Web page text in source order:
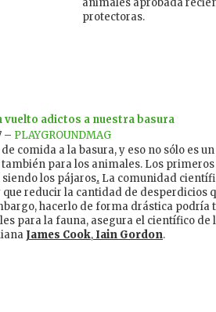
animales aprobada
protectoras.
vuelto adictos a nuestra basura
– PLAYGROUNDMAG
comida a la basura, y eso no sólo es
para los animales. Los primeros
los pájaros. La comunidad
que reducir la cantidad de desperdicios
hacerlo de forma drástica podría
para la fauna, asegura el científico de
James Cook, Iain Gordon.